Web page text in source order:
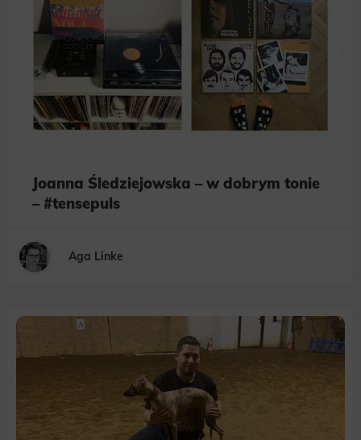
Joanna Śledziejowska – w dobrym tonie
– #tensepuls
Aga Linke